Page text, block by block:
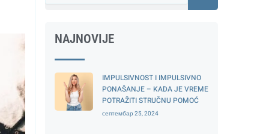
NAJNOVIJE
IMPULSIVNOST I IMPULSIVNO
PONAŠANJE – KADA JE VREME
POTRAŽITI STRUČNU POMOĆ
септембар 25, 2024